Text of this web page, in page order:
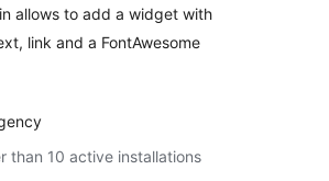
allows to add a widget with
link and a FontAwesome
than 10 active installations